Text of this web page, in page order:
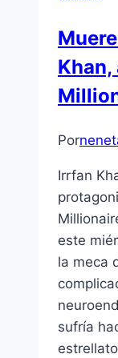
Por
Irrfan
este
la meca
sufría